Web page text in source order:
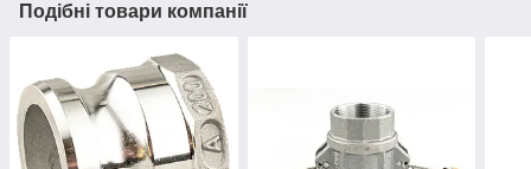
Подібні товари компанії